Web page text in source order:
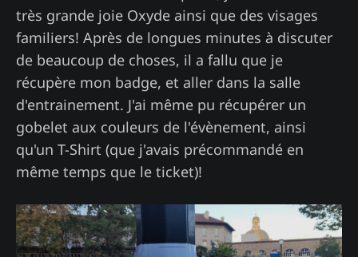
très grande joie Oxyde ainsi que des visages
familiers! Après de longues minutes à discuter
de beaucoup de choses, il a fallu que je
récupère mon badge, et aller dans la salle
d'entrainement. J'ai même pu récupérer un
gobelet aux couleurs de l'évènement, ainsi
qu'un T-Shirt (que j'avais précommandé en
même temps que le ticket)!